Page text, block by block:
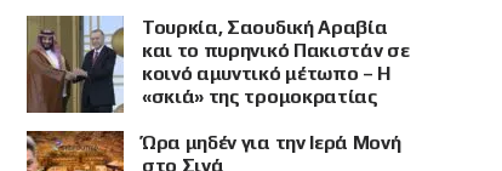
Τουρκία, Σαουδική Αραβία
και το πυρηνικό Πακιστάν σε
κοινό αμυντικό μέτωπο – Η
«σκιά» της τρομοκρατίας
Ώρα μηδέν για την Ιερά Μονή
στο Σινά